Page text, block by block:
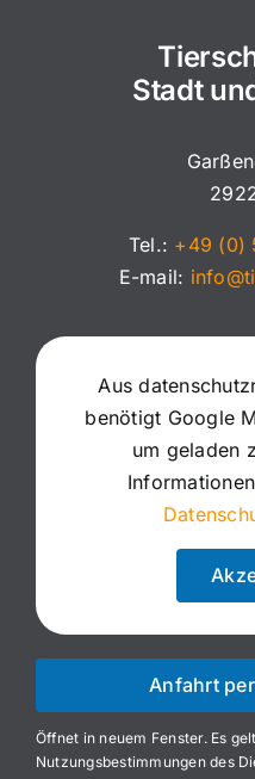
Stadt
Tel.: +49 (0)
E-mail:
Aus
benötigt Google
um geladen
Anfahrt
Öffnet in neuem Fenster. Es
Nutzungsbestimmungen des